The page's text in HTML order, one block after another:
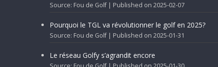
Source: Fou de Golf Published on 2025-02-07
Pourquoi le TGL va révolutionner le golf en 2025?
Source: Fou de Golf Published on 2025-01-31
Le réseau Golfy s’agrandit encore